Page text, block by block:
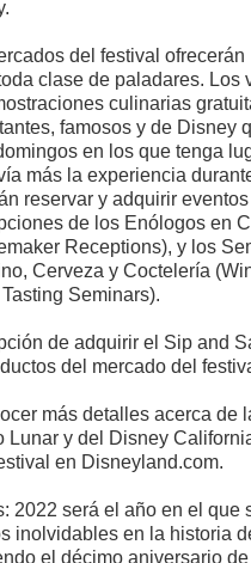
del festival ofrecerán
clase de paladares. Los
culinarias
famosos y de Disney
en los que tenga
más la experiencia
reservar y adquirir eventos
de los Enólogos en
Receptions), y los
Cerveza y Coctelería
Seminars).
de adquirir el Sip and
del mercado del
más detalles acerca de
Lunar y del Disney
en Disneyland.com.
2022 será el año en el que
inolvidables en la historia
el décimo aniversario